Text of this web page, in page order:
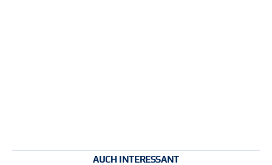
AUCH INTERESSANT